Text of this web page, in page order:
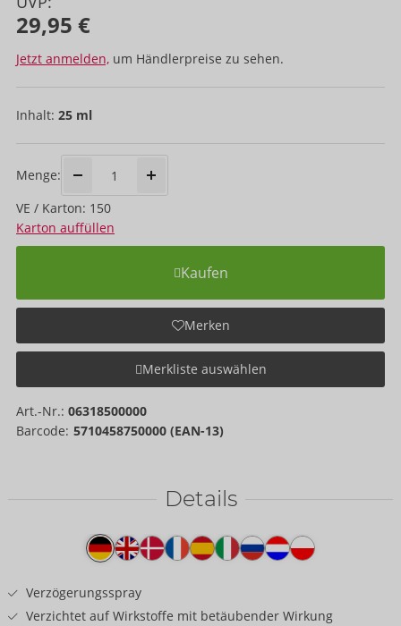
29,95 €
Jetzt anmelden, um Händlerpreise zu sehen.
Inhalt: 25 ml
Menge:
VE / Karton: 150
Karton auffüllen
Kaufen
Merken
Merkliste auswählen
Art.-Nr.: 06318500000
Barcode: 5710458750000 (EAN-13)
Details
Produkttext
Verzögerungsspray
Verzichtet auf Wirkstoffe mit betäubender Wirkung